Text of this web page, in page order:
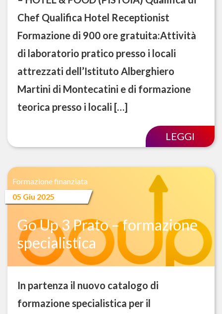
Chef Qualifica Hotel Receptionist
Formazione di 900 ore gratuita:Attività
di laboratorio pratico presso i locali
attrezzati dell’Istituto Alberghiero
Martini di Montecatini e di formazione
teorica presso i locali […]
LEGGI
Formazione finanziata
05 Giu 2025
Go Up 3 Prato – formazione
specialistica
In partenza il nuovo catalogo di
formazione specialistica per il